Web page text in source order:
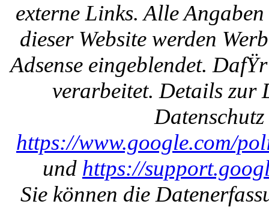
externe Links. Alle
dieser Website werden
Adsense eingeblendet.
verarbeitet. Details zur
https://www.google.com/
und https://
Sie können die